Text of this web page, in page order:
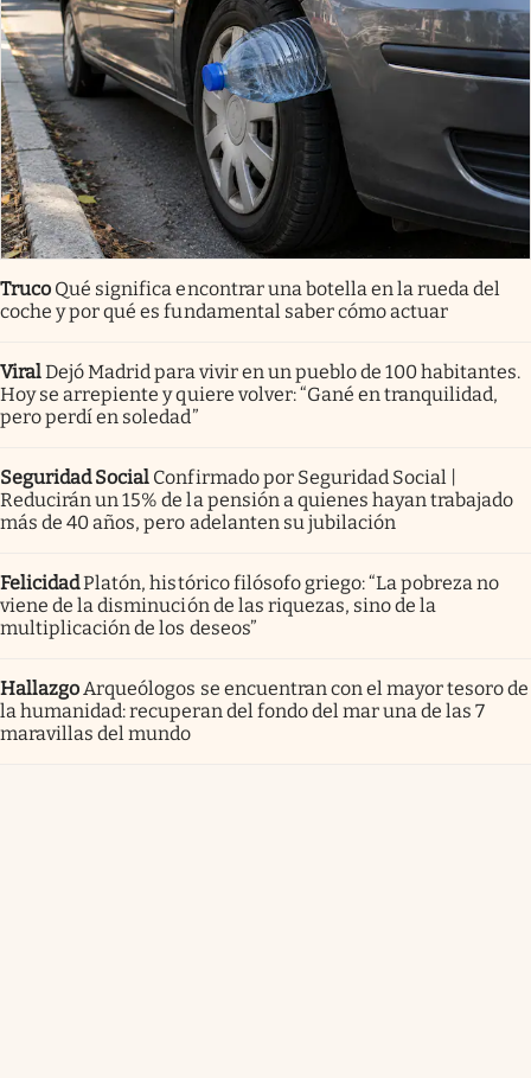
Truco Qué significa encontrar una botella en la rueda del
coche y por qué es fundamental saber cómo actuar
ViralDejó Madrid para vivir en un pueblo de 100 habitantes.
Hoy se arrepiente y quiere volver: “Gané en tranquilidad,
pero perdí en soledad”
Seguridad Social Confirmado por Seguridad Social |
Reducirán un 15% de la pensión a quienes hayan trabajado
más de 40 años, pero adelanten su jubilación
FelicidadPlatón, histórico filósofo griego: “La pobreza no
viene de la disminución de las riquezas, sino de la
multiplicación de los deseos”
HallazgoArqueólogos se encuentran con el mayor tesoro de
la humanidad: recuperan del fondo del mar una de las 7
maravillas del mundo